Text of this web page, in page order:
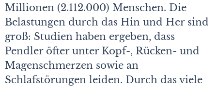
Millionen (2.112.000) Menschen. Die
Belastungen durch das Hin und Her sind
groß: Studien haben ergeben, dass
Pendler öfter unter Kopf-, Rücken- und
Magenschmerzen sowie an
Schlafstörungen leiden. Durch das viele